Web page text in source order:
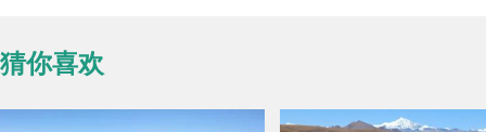
猜你喜欢